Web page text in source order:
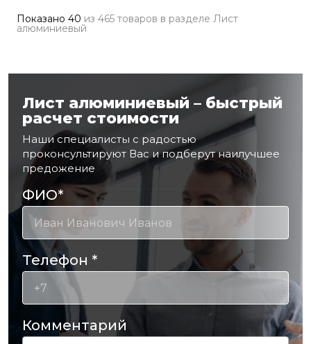
Показано 40 из 465 товаров в разделе Лист
алюминиевый
Лист алюминиевый – быстрый
расчет стоимости
Наши специалисты с радостью
проконсультируют Вас и подберут наилучшее
предожение
ФИО*
Телефон *
Комментарий